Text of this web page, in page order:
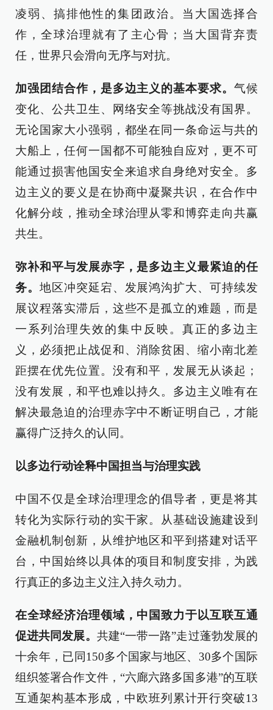
凌弱、搞排他性的集团政治。当大国选择合
作，全球治理就有了主心骨；当大国背弃责
任，世界只会滑向无序与对抗。
加强团结合作，是多边主义的基本要求。气候
变化、公共卫生、网络安全等挑战没有国界。
无论国家大小强弱，都坐在同一条命运与共的
大船上，任何一国都不可能独自应对，更不可
能通过损害他国安全来追求自身绝对安全。多
边主义的要义是在协商中凝聚共识，在合作中
化解分歧，推动全球治理从零和博弈走向共赢
共生。
弥补和平与发展赤字，是多边主义最紧迫的任
务。 地区冲突延宕、发展鸿沟扩大、可持续发
展议程落实滞后，这些不是孤立的难题，而是
一系列治理失效的集中反映。真正的多边主
义，必须把止战促和、消除贫困、缩小南北差
距摆在优先位置。没有和平，发展无从谈起；
没有发展，和平也难以持久。多边主义唯有在
解决最急迫的治理赤字中不断证明自己，才能
赢得广泛持久的认同。
以多边行动诠释中国担当与治理实践
中国不仅是全球治理理念的倡导者，更是将其
转化为实际行动的实干家。从基础设施建设到
金融机制创新，从维护地区和平到搭建对话平
台，中国始终以具体的项目和制度安排，为践
行真正的多边主义注入持久动力。
在全球经济治理领域，中国致力于以互联互通
促进共同发展。 共建“一带一路”走过蓬勃发展的
十余年，已同150多个国家与地区、30多个国际
组织签署合作文件，“六廊六路多国多港”的互联
互通架构基本形成，中欧班列累计开行突破13